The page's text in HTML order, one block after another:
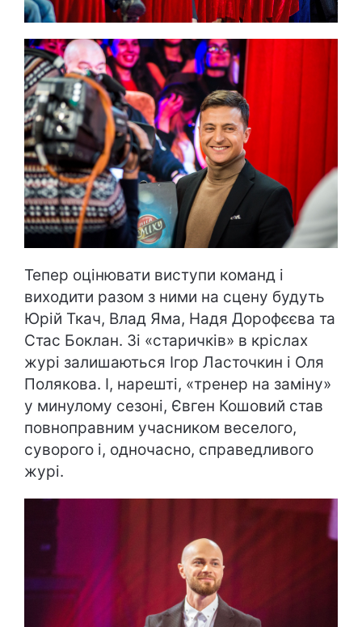
Тепер оцінювати виступи команд і
виходити разом з ними на сцену будуть
Юрій Ткач, Влад Яма, Надя Дорофєєва та
Стас Боклан. Зі «старичків» в кріслах
журі залишаються Ігор Ласточкин і Оля
Полякова. І, нарешті, «тренер на заміну»
у минулому сезоні, Євген Кошовий став
повноправним учасником веселого,
суворого і, одночасно, справедливого
журі.